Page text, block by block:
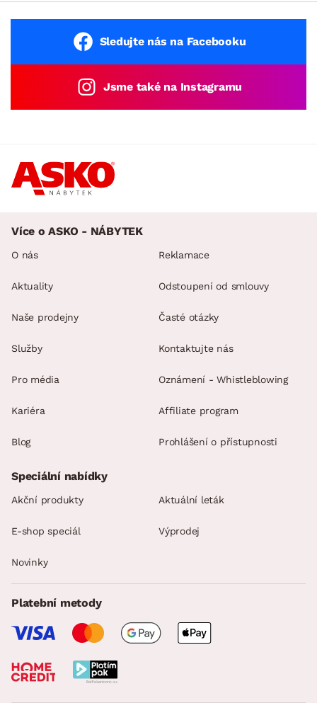
Sledujte nás na Facebooku
Jsme také na Instagramu
Více o ASKO - NÁBYTEK
O nás
Aktuality
Naše prodejny
Služby
Pro média
Kariéra
Blog
Reklamace
Odstoupení od smlouvy
Časté otázky
Kontaktujte nás
Oznámení - Whistleblowing
Affiliate program
Prohlášení o přístupnosti
Speciální nabídky
Akční produkty Aktuální leták
E-shop speciál Výprodej
Novinky
Platební metody